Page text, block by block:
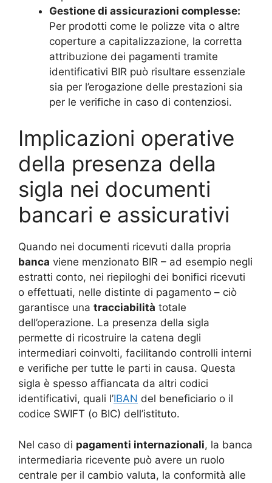
Gestione di assicurazioni complesse:
Per prodotti come le polizze vita o altre
coperture a capitalizzazione, la corretta
attribuzione dei pagamenti tramite
identificativi BIR può risultare essenziale
sia per l’erogazione delle prestazioni sia
per le verifiche in caso di contenziosi.
Implicazioni operative
della presenza della
sigla nei documenti
bancari e assicurativi
Quando nei documenti ricevuti dalla propria
banca viene menzionato BIR – ad esempio negli
estratti conto, nei riepiloghi dei bonifici ricevuti
o effettuati, nelle distinte di pagamento – ciò
garantisce una tracciabilità totale
dell’operazione. La presenza della sigla
permette di ricostruire la catena degli
intermediari coinvolti, facilitando controlli interni
e verifiche per tutte le parti in causa. Questa
sigla è spesso affiancata da altri codici
identificativi, quali l’IBAN del beneficiario o il
codice SWIFT (o BIC) dell’istituto.
Nel caso di pagamenti internazionali, la banca
intermediaria ricevente può avere un ruolo
centrale per il cambio valuta, la conformità alle